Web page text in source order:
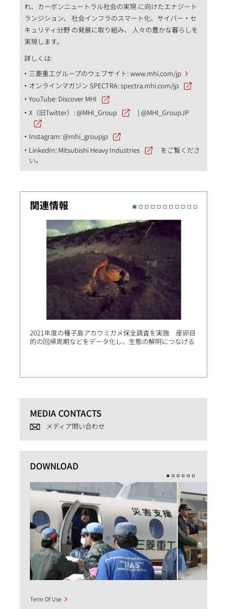
れ、カーボンニュートラル社会の実現 に向けたエナジート
ランジション、 社会インフラのスマート化、サイバー・セ
キュリティ分野 の発展に取り組み、 人々の豊かな暮らしを
実現します。
詳しくは:
三菱重工グループのウェブサイト:www.mhi.com/jp
オンラインマガジン SPECTRA:spectra.mhi.com/jp
YouTube: Discover MHI
X（旧Twitter）:@MHI_Group |@MHI_GroupJP
Instagram:@mhi_groupjp
LinkedIn: Mitsubishi Heavy Industries
をご覧くださ
い。
関連情報
2021年度の種子島アカウミガメ保全調査を実施 産卵目
的の回帰周期などをデータ化し、生態の解明につなげる
MEDIA CONTACTS
メディア問い合わせ
DOWNLOAD
Term Of Use